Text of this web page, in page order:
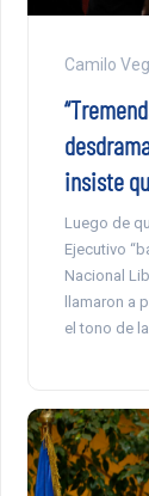
Camilo
insiste
Luego de
Ejecutivo
Nacional
llamaron a
el tono de